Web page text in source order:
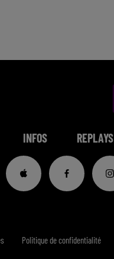
INFOS REPLAYS
Politique de confidentialité